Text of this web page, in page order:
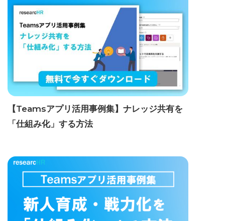
【Teamsアプリ活用事例集】ナレッジ共有を
「仕組み化」する方法